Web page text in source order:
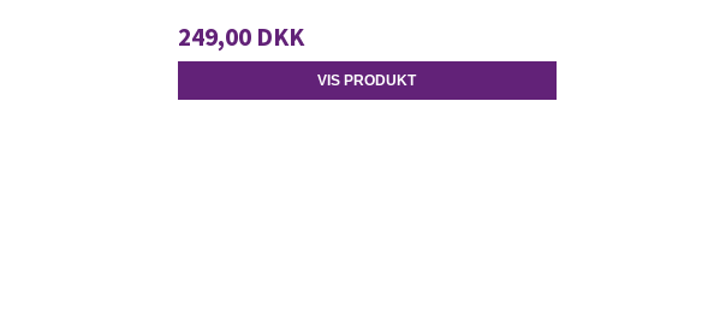
249,00 DKK
VIS PRODUKT